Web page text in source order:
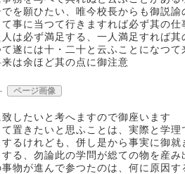
を願ひたい、唯今校長からも御説
事に当つて行きますれば必ず其の
は必ず満足する、一人満足すれば
て遂には十・二十と云ふことになつ
は余ほど其の点に御注意
ページ画像
したいと考へますので御座います
置きたいと思ふことは、実際と学
るけれども、併し是から事実に御
る、勿論此の学問が総ての物を産
物が進んで参つたのは、何に原因